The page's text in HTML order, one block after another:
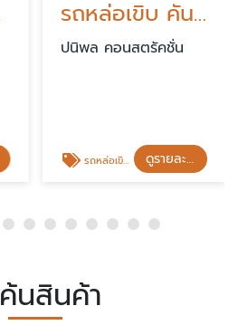
รถหล่อเขิบ คันหิน
ปนิพล คอนสตรัคชั่น
รถหล่อเขิบ คันหิน ดูรายละเอียด
นสินค้า